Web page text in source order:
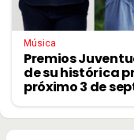
Música
Premios
de su histórica
próximo 3 de